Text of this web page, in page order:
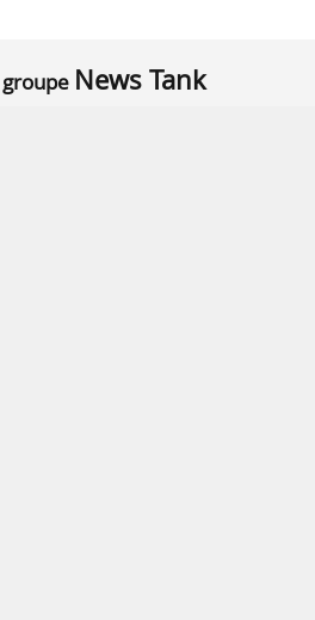
News Tank